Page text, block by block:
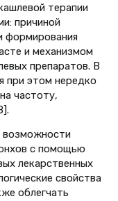
терапии
причиной
формирования
и механизмом
препаратов. В
при этом нередко
частоту,
возможности
с помощью
лекарственных
свойства
облегчать